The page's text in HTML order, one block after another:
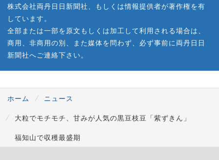
株式会社両丹日日新聞社、もしくは情報提供者が著作権を有
しています。
全部または一部を原文もしくは加工して利用される場合は、
商用、非商用の別、また媒体を問わず、必ず事前に両丹日日
新聞社へご連絡下さい。
ホーム
ニュース
大粒でモチモチ、甘みが人気の黒豆枝豆「紫ずきん」
福知山で収穫最盛期